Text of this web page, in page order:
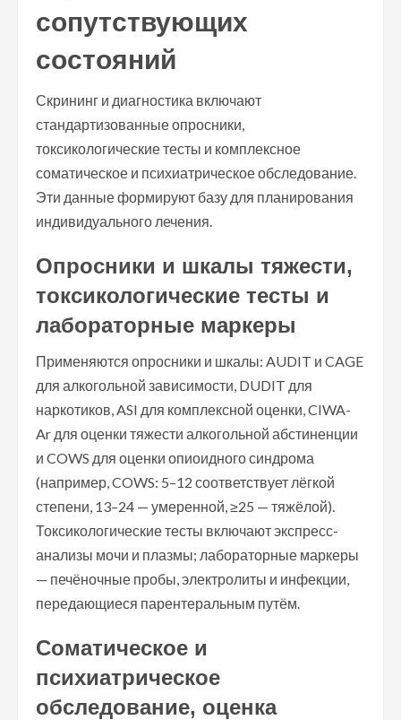
сопутствующих
состояний
Скрининг и диагностика включают
стандартизованные опросники,
токсикологические тесты и комплексное
соматическое и психиатрическое обследование.
Эти данные формируют базу для планирования
индивидуального лечения.
Опросники и шкалы тяжести,
токсикологические тесты и
лабораторные маркеры
Применяются опросники и шкалы: AUDIT и CAGE
для алкогольной зависимости, DUDIT для
наркотиков, ASI для комплексной оценки, CIWA-
Ar для оценки тяжести алкогольной абстиненции
и COWS для оценки опиоидного синдрома
(например, COWS: 5–12 соответствует лёгкой
степени, 13–24 — умеренной, ≥25 — тяжёлой).
Токсикологические тесты включают экспресс-
анализы мочи и плазмы; лабораторные маркеры
— печёночные пробы, электролиты и инфекции,
передающиеся парентеральным путём.
Соматическое и
психиатрическое
обследование, оценка